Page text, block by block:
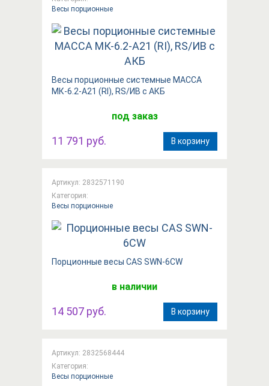
Весы порционные
Весы порционные системные МАССА
МК-6.2-А21 (RI), RS/ИВ с АКБ
под заказ
11 791 руб. В корзину
Артикул: 2832571190
Категория:
Весы порционные
Порционные весы CAS SWN-6CW
в наличии
14 507 руб. В корзину
Артикул: 2832568444
Категория:
Весы порционные